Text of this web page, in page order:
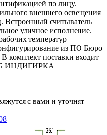
по лицу.
внешнего освещения
Встроенный считыватель
уличное исполнение.
температур
из ПО Бюро
поставки входит
ИНДИГИРКА
с вами и уточнят